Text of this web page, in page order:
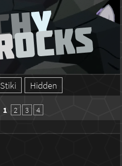
Stiki Hidden
1 2 3 4